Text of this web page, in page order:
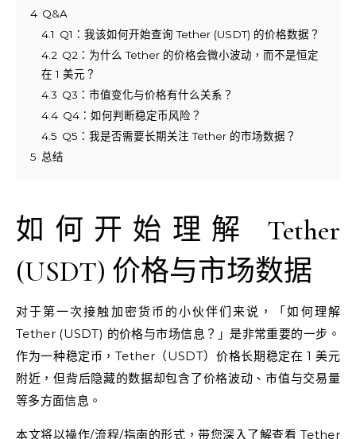
4 Q&A
4.1 Q1：我该如何开始查询 Tether (USDT) 的价格数据？
4.2 Q2：为什么 Tether 的价格会微小波动，而不是恒定
在 1 美元？
4.3 Q3：市值变化与价格有什么关系？
4.4 Q4：如何判断稳定币风险？
4.5 Q5：我是否需要长期关注 Tether 的市场数据？
5 总结
如何开始理解 Tether
(USDT) 价格与市场数据
对于第一次接触加密货币的小伙伴们来说，「如何理解
Tether (USDT) 的价格与市场信息？」是非常重要的一步。
作为一种稳定币，Tether（USDT）价格长期稳定在 1 美元
附近，但背后隐藏的数据却包含了价格波动、市值与交易量
等多方面信息。
本文将以操作/流程/指南的形式，带您深入了解查看 Tether